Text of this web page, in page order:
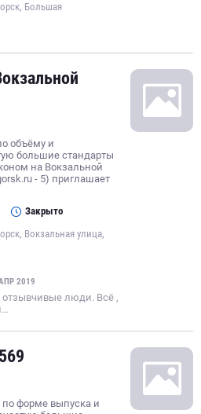
Большая
объёму и
большие стандарты
на Вокзальной
- 5) приглашает
Закрыто
Вокзальная улица,
2019
отзывчивые люди. Всё ,
по форме выпуска и